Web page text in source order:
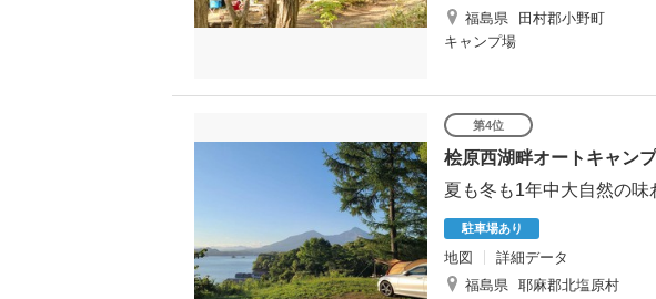
福島県
田村郡小野町
キャンプ場
第4位
桧原西湖畔オートキャン
夏も冬も1年中大自然の味
駐車場あり
地図
詳細データ
福島県 耶麻郡北塩原村